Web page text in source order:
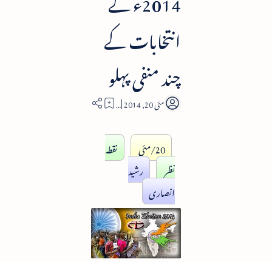
انتخابات کے
چند منفی پہلو
10
20/مئی
نقطہ
نظر
رشید
انصاری